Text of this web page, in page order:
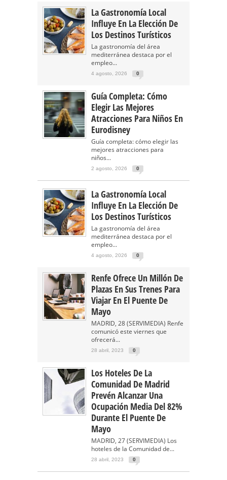
La Gastronomía Local
Influye En La Elección De
Los Destinos Turísticos
La gastronomía del área
mediterránea destaca por el
empleo...
4 agosto, 2026 0
Guía Completa: Cómo
Elegir Las Mejores
Atracciones Para Niños En
Eurodisney
Guía completa: cómo elegir las
mejores atracciones para
niños...
2 agosto, 2026 0
La Gastronomía Local
Influye En La Elección De
Los Destinos Turísticos
La gastronomía del área
mediterránea destaca por el
empleo...
4 agosto, 2026 0
Renfe Ofrece Un Millón De
Plazas En Sus Trenes Para
Viajar En El Puente De
Mayo
MADRID, 28 (SERVIMEDIA) Renfe
comunicó este viernes que
ofrecerá...
28 abril, 2023 0
Los Hoteles De La
Comunidad De Madrid
Prevén Alcanzar Una
Ocupación Media Del 82%
Durante El Puente De
Mayo
MADRID, 27 (SERVIMEDIA) Los
hoteles de la Comunidad de...
28 abril, 2023 0